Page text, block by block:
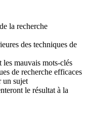
la recherche
des techniques de
les mauvais mots-clés
de recherche efficaces
un sujet
le résultat à la